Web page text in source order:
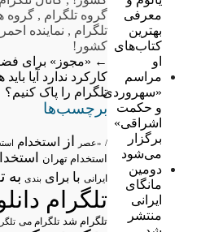
معرفی
بهترین
کتاب‌های
او
مراسم
«سهروردی
و حکمت
اشراقی»
برگزار
می‌شود
دومین
مانگای
ایرانی
منتشر
گروه تلگرام , گروه
تلگرام , نماینده احمر
کشور!
← «مجوز» برای
کارکرد ندارد آیا
تلگرام را پاک کنیم؟
برچسب‌ها
/ «عصر از استخدام
استخدام تهران
ایرانی با برای بندی به
تلگرام
تلگرام شد تلگرام می